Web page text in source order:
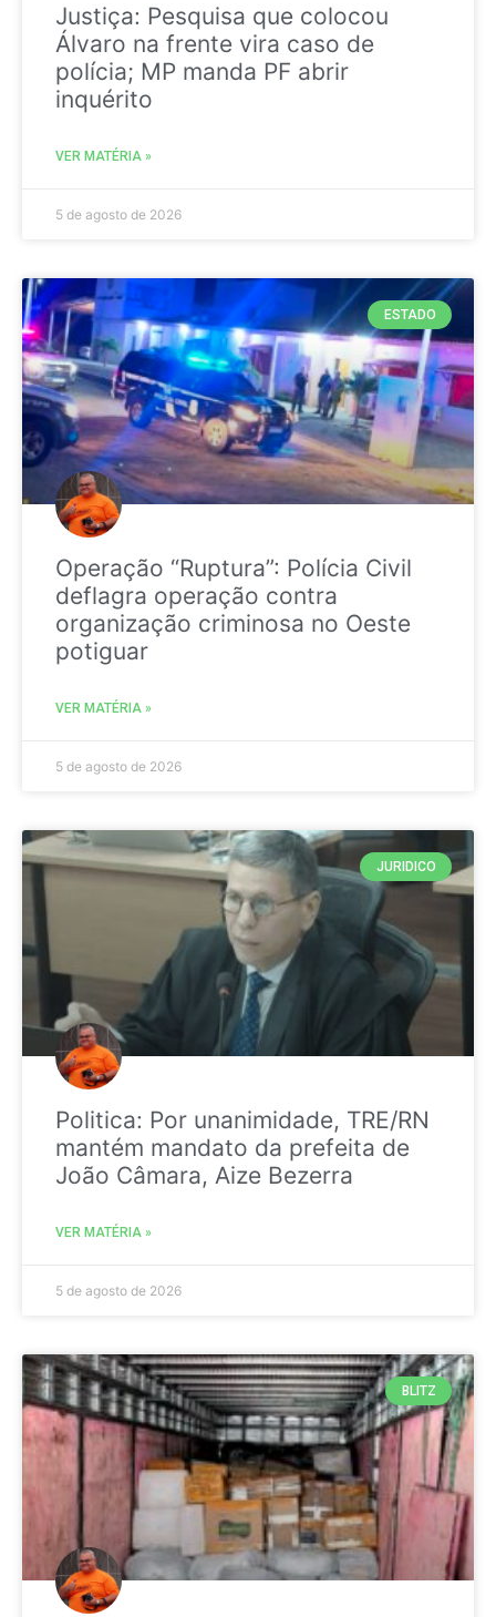
Justiça: Pesquisa que colocou
Álvaro na frente vira caso de
polícia; MP manda PF abrir
inquérito
VER MATÉRIA »
5 de agosto de 2026
ESTADO
Operação “Ruptura”: Polícia Civil
deflagra operação contra
organização criminosa no Oeste
potiguar
VER MATÉRIA »
5 de agosto de 2026
JURIDICO
Politica: Por unanimidade, TRE/RN
mantém mandato da prefeita de
João Câmara, Aize Bezerra
VER MATÉRIA »
5 de agosto de 2026
BLITZ